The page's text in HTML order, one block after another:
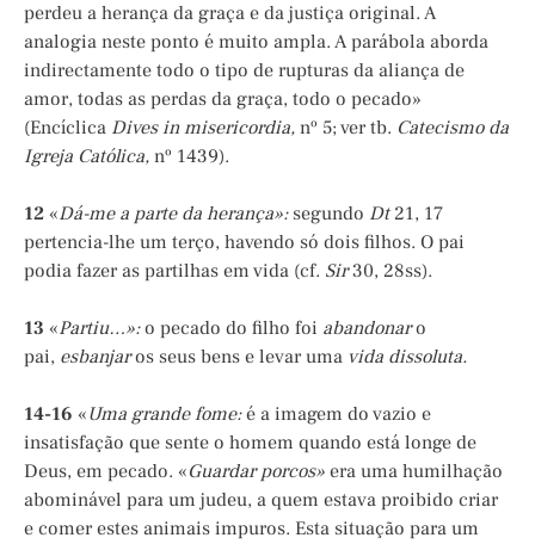
perdeu a herança da graça e da justiça original. A
analogia neste ponto é muito ampla. A parábola aborda
indirectamente todo o tipo de rupturas da aliança de
amor, todas as perdas da graça, todo o pecado»
(Encíclica Dives in misericordia, nº 5; ver tb. Catecismo da
Igreja Católica, nº 1439).
12 «Dá-me a parte da herança»:segundo Dt21, 17
pertencia-lhe um terço, havendo só dois filhos. O pai
podia fazer as partilhas em vida (cf. Sir30, 28ss).
13 «Partiu…»:o pecado do filho foi abandonaro
pai, esbanjaros seus bens e levar uma vida dissoluta.
14-16 «Uma grande fome: é a imagem do vazio e
insatisfação que sente o homem quando está longe de
Deus, em pecado. «Guardar porcos» era uma humilhação
abominável para um judeu, a quem estava proibido criar
e comer estes animais impuros. Esta situação para um